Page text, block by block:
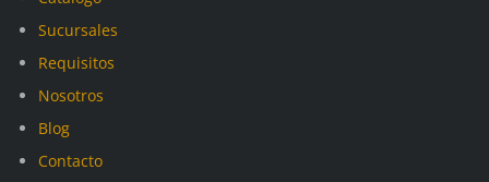
Sucursales
Requisitos
Nosotros
Blog
Contacto